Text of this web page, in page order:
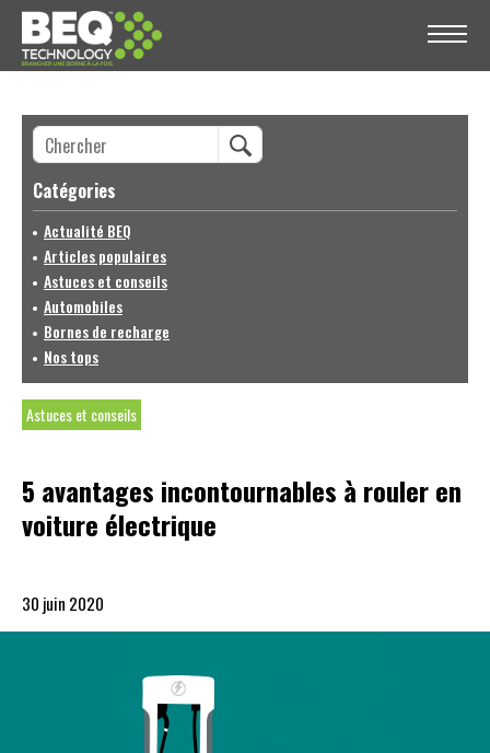
Catégories
Actualité BEQ
Articles populaires
Astuces et conseils
Automobiles
Bornes de recharge
Nos tops
Astuces et conseils
5 avantages incontournables à rouler en
voiture électrique
30 juin 2020